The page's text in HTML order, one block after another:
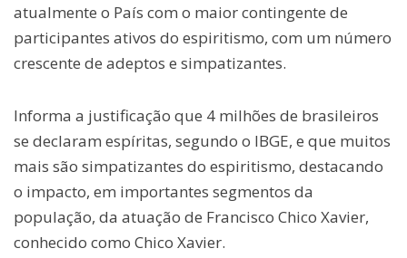
atualmente o País com o maior contingente de
participantes ativos do espiritismo, com um número
crescente de adeptos e simpatizantes.
Informa a justificação que 4 milhões de brasileiros
se declaram espíritas, segundo o IBGE, e que muitos
mais são simpatizantes do espiritismo, destacando
o impacto, em importantes segmentos da
população, da atuação de Francisco Chico Xavier,
conhecido como Chico Xavier.